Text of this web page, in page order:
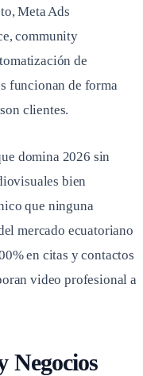
Meta Ads
community
de
funcionan de forma
clientes.
domina 2026 sin
bien
que ninguna
mercado ecuatoriano
en citas y contactos
video profesional a
Negocios